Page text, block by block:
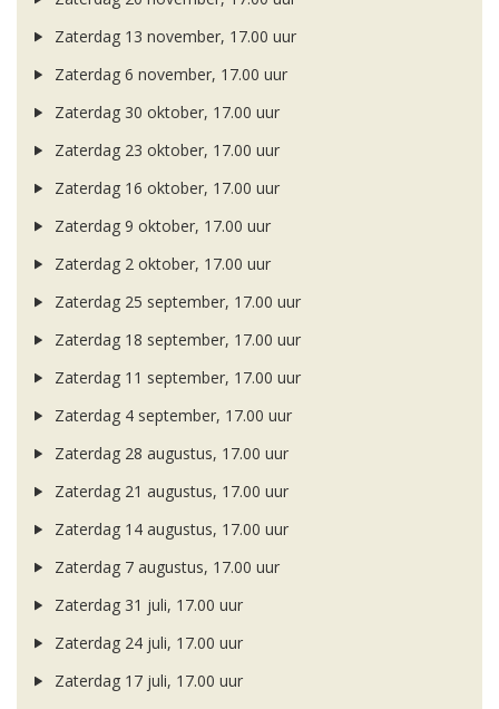
Zaterdag 13 november, 17.00 uur
Zaterdag 6 november, 17.00 uur
Zaterdag 30 oktober, 17.00 uur
Zaterdag 23 oktober, 17.00 uur
Zaterdag 16 oktober, 17.00 uur
Zaterdag 9 oktober, 17.00 uur
Zaterdag 2 oktober, 17.00 uur
Zaterdag 25 september, 17.00 uur
Zaterdag 18 september, 17.00 uur
Zaterdag 11 september, 17.00 uur
Zaterdag 4 september, 17.00 uur
Zaterdag 28 augustus, 17.00 uur
Zaterdag 21 augustus, 17.00 uur
Zaterdag 14 augustus, 17.00 uur
Zaterdag 7 augustus, 17.00 uur
Zaterdag 31 juli, 17.00 uur
Zaterdag 24 juli, 17.00 uur
Zaterdag 17 juli, 17.00 uur